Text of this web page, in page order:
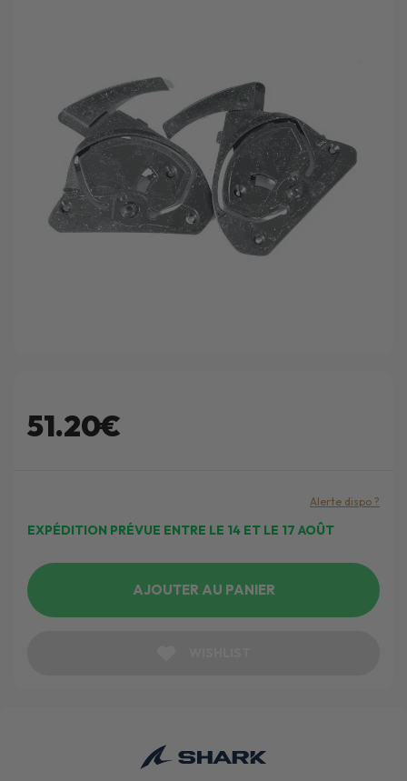
51.20€
EXPÉDITION PRÉVUE ENTRE LE 14 ET LE 17 AOÛT
Alerte dispo ?
AJOUTER AU PANIER